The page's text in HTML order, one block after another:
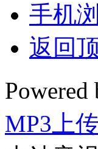
手机
返回
Powered
MP3上